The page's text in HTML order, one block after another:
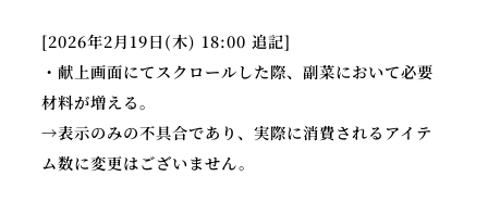
[2026年2月19日(木) 18:00 追記]
・献上画面にてスクロールした際、副菜において必要
材料が増える。
→表示のみの不具合であり、実際に消費されるアイテ
ム数に変更はございません。